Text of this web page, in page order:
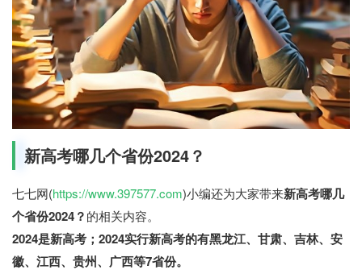
新高考哪几个省份2024？
七七网(https://www.397577.com)小编还为大家带来新高考哪几
个省份2024？的相关内容。
2024是新高考；2024实行新高考的有黑龙江、甘肃、吉林、安
徽、江西、贵州、广西等7省份。